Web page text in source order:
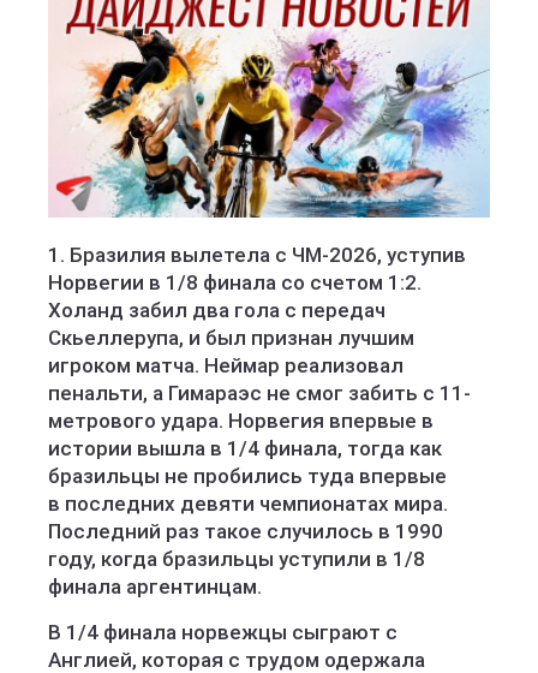
1. Бразилия вылетела с ЧМ-2026, уступив
Норвегии в 1/8 финала со счетом 1:2.
Холанд забил два гола с передач
Скьеллерупа, и был признан лучшим
игроком матча. Неймар реализовал
пенальти, а Гимараэс не смог забить с 11-
метрового удара. Норвегия впервые в
истории вышла в 1/4 финала, тогда как
бразильцы не пробились туда впервые
в последних девяти чемпионатах мира.
Последний раз такое случилось в 1990
году, когда бразильцы уступили в 1/8
финала аргентинцам.
В 1/4 финала норвежцы сыграют с
Англией, которая с трудом одержала